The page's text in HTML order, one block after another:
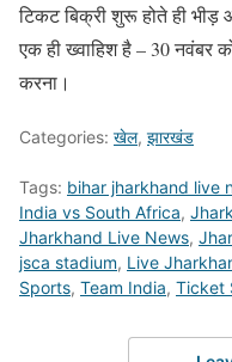
टिकट बिक्री शुरू होते ही
एक ही ख्वाहिश है – 30 नवंबर
करना।
Categories: खेल, झारखंड
Tags: bihar jharkhand live
India vs South Africa,
Jharkhand Live News,
jsca stadium, Live
Sports, Team India, Ticket